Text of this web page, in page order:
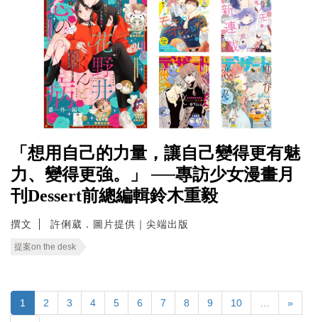
「想用自己的力量，讓自己變得更有魅
力、變得更強。」 ──專訪少女漫畫月
刊Dessert前總編輯鈴木重毅
撰文 許俐葳．圖片提供｜尖端出版
提案on the desk
1 2 3 4 5 6 7 8 9 10 »